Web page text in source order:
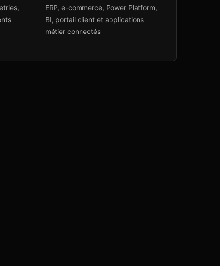
ERP, e-commerce, Power Platform,
BI, portail client et applications
métier connectés